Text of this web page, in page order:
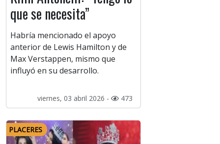
que se necesita”
Habría mencionado el apoyo
anterior de Lewis Hamilton y de
Max Verstappen, mismo que
influyó en su desarrollo.
viernes, 03 abril 2026 - 473
PLACERES